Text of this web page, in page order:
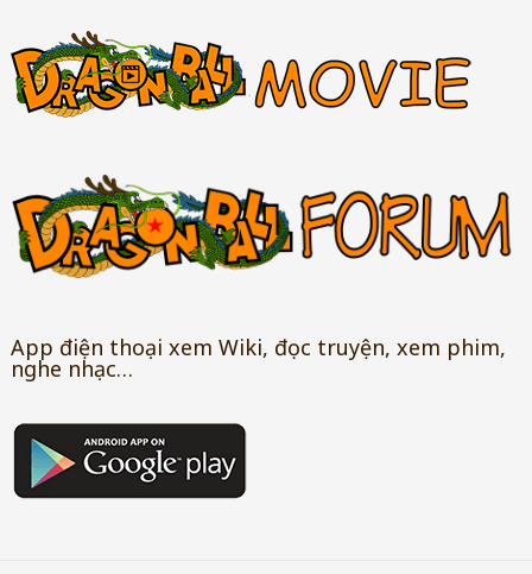
App điện thoại xem Wiki, đọc truyện, xem phim,
nghe nhạc…